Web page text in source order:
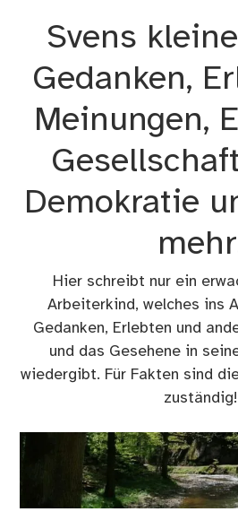
Svens
Gedanken,
Meinungen,
Demokratie
Hier schreibt nur ein
Arbeiterkind, welches ins
Gedanken, Erlebten und
und das Gesehene in
wiedergibt. Für Fakten sind
zuständig!